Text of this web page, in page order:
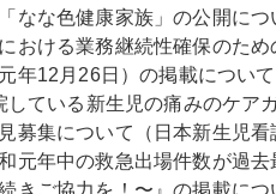
なな色健康家族」の公開に
おける業務継続性確保のた
年12月26日）の掲載につい
している新生児の痛みのケア
募集について（日本新生児看
元年中の救急出場件数が過
きご協力を！〜』の掲載に